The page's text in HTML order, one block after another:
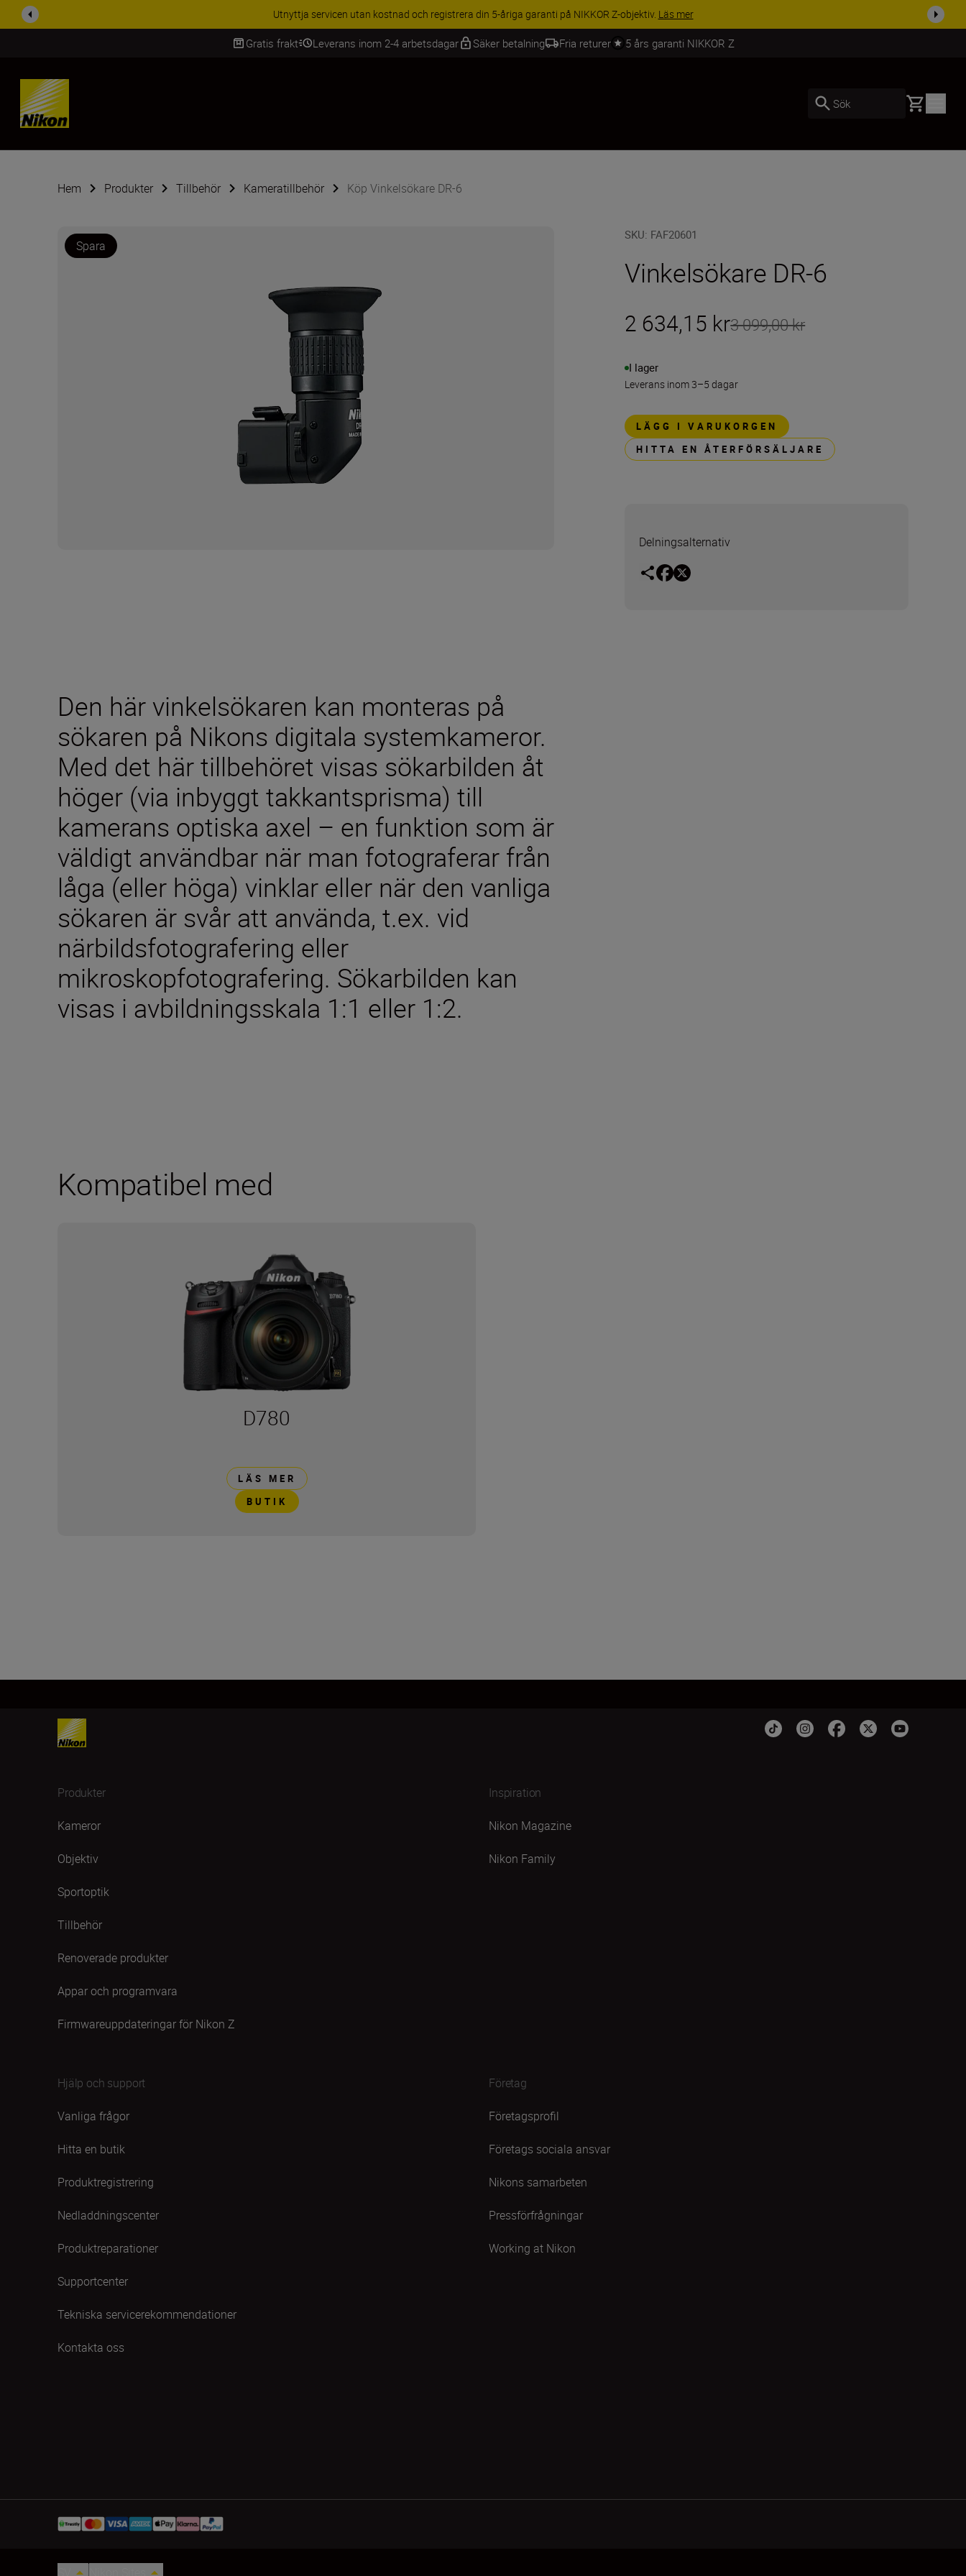
RABATT PÅ TILLBEHÖR | Få 15 % rabatt på utvalda tillbehör, komplettera din utrustning i dagHandla nu
Gratis frakt Leverans inom 2-4 arbetsdagar Säker betalning Fria returer 5 års garanti NIKKOR Z
SKIP
Sök Basket
Hem Produkter Tillbehör Kameratillbehör Köp Vinkelsökare DR-6
Spara
SKU: FAF20601
Vinkelsökare DR-6
2 634,15 kr3 099,00 kr
I lager
Leverans inom 3–5 dagar
LÄGG I VARUKORGEN
HITTA EN ÅTERFÖRSÄLJARE
Delningsalternativ
Den här vinkelsökaren kan monteras på
sökaren på Nikons digitala systemkameror.
Med det här tillbehöret visas sökarbilden åt
höger (via inbyggt takkantsprisma) till
kamerans optiska axel – en funktion som är
väldigt användbar när man fotograferar från
låga (eller höga) vinklar eller när den vanliga
sökaren är svår att använda, t.ex. vid
närbildsfotografering eller
mikroskopfotografering. Sökarbilden kan
visas i avbildningsskala 1:1 eller 1:2.
Kompatibel med
D780
LÄS MER
BUTIK
Produkter
Kameror
Objektiv
Sportoptik
Tillbehör
Renoverade produkter
Appar och programvara
Firmwareuppdateringar för Nikon Z
Inspiration
Nikon Magazine
Nikon Family
Hjälp och support
Vanliga frågor
Hitta en butik
Produktregistrering
Nedladdningscenter
Produktreparationer
Supportcenter
Tekniska servicerekommendationer
Kontakta oss
Företag
Företagsprofil
Företags sociala ansvar
Nikons samarbeten
Pressförfrågningar
Working at Nikon